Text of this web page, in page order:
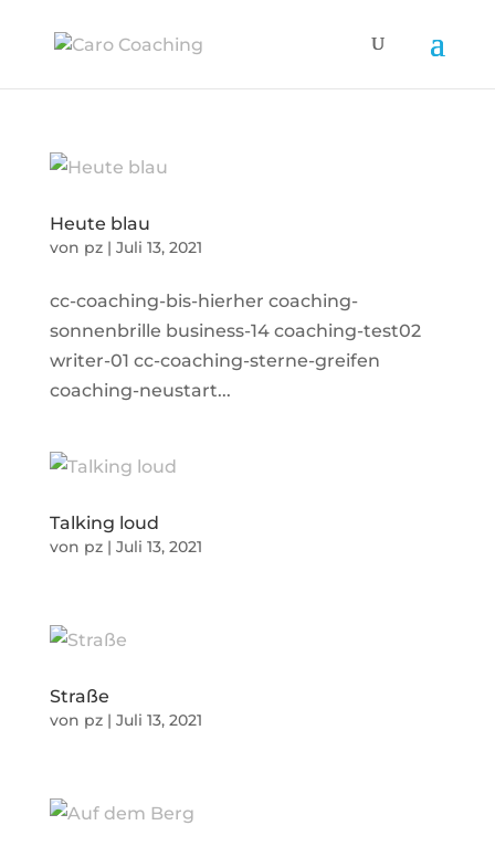
Heute blau
von pz| Juli 13, 2021
cc-coaching-bis-hierher coaching-
sonnenbrille business-14 coaching-test02
writer-01 cc-coaching-sterne-greifen
coaching-neustart...
Talking loud
von pz| Juli 13, 2021
Straße
von pz| Juli 13, 2021